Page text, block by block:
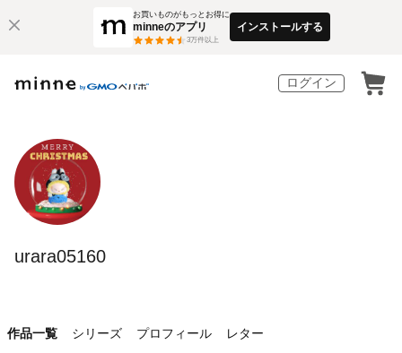
お買いものがもっとお得に
minneのアプリ
3万件以上
インストールする
ログイン
urara05160
作品一覧 シリーズ プロフィール レター